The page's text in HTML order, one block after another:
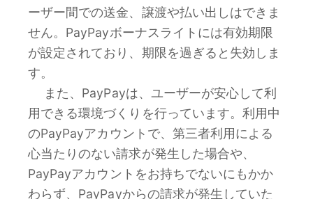
ーザー間での送金、譲渡や払い出しはできま
せん。PayPayボーナスライトには有効期限
が設定されており、期限を過ぎると失効しま
す。
また、PayPayは、ユーザーが安心して利
用できる環境づくりを行っています。利用中
のPayPayアカウントで、第三者利用による
心当たりのない請求が発生した場合や、
PayPayアカウントをお持ちでないにもかか
わらず、PayPayからの請求が発生していた